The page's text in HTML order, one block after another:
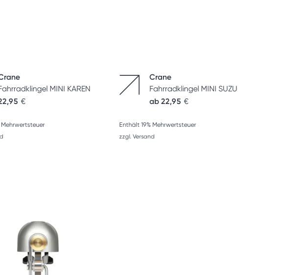
MINI KAREN
€
Mehrwertsteuer
Crane
Fahrradklingel MINI SUZU
ab 22,95 €
Enthält 19% Mehrwertsteuer
zzgl. Versand